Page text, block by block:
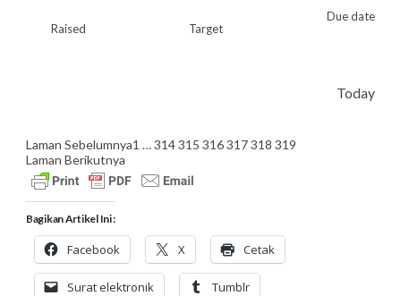
Raised Target
Due date
Today
Laman Sebelumnya1 …314315 316317318 319
Laman Berikutnya
Bagikan Artikel Ini :
Facebook X Cetak
Surat elektronik Tumblr